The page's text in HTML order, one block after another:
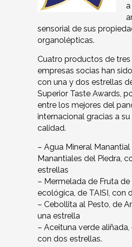
sensorial de sus
organolépticas.
Cuatro productos de tres
empresas socias han
con una y dos estrellas
Superior Taste Awards,
entre los mejores del
internacional gracias a
calidad.
– Agua Mineral
Manantiales del Piedra,
estrellas
– Mermelada de Fruta de
ecológica, de TAISI, con
– Cebollita al Pesto, de
una estrella
– Aceituna verde aliñada,
con dos estrellas.